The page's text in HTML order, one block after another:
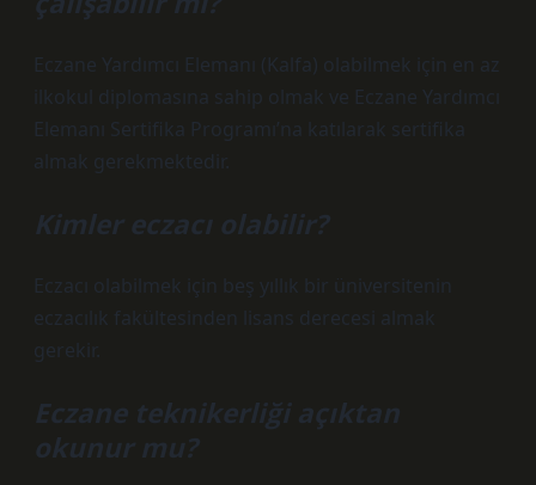
Eczane Yardımcı Elemanı (Kalfa) olabilmek için en az
ilkokul diplomasına sahip olmak ve Eczane Yardımcı
Elemanı Sertifika Programı’na katılarak sertifika
almak gerekmektedir.
Kimler eczacı olabilir?
Eczacı olabilmek için beş yıllık bir üniversitenin
eczacılık fakültesinden lisans derecesi almak
gerekir.
Eczane teknikerliği açıktan
okunur mu?